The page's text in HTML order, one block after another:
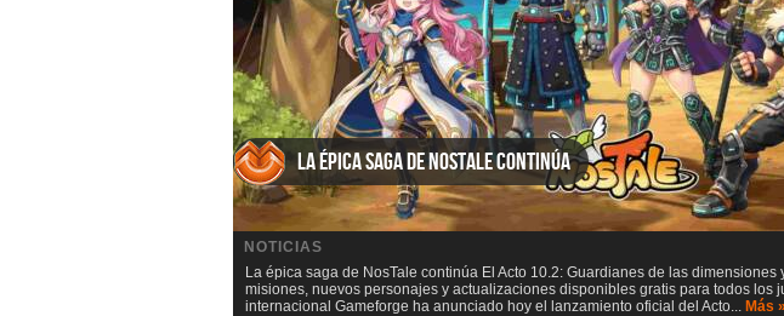
La épica saga de NosTale continúa
NOTICIAS
La épica saga de NosTale continúa El Acto 10.2: Guardianes de las
misiones, nuevos personajes y actualizaciones disponibles gratis para todos los
internacional Gameforge ha anunciado hoy el lanzamiento oficial del Acto... Más »